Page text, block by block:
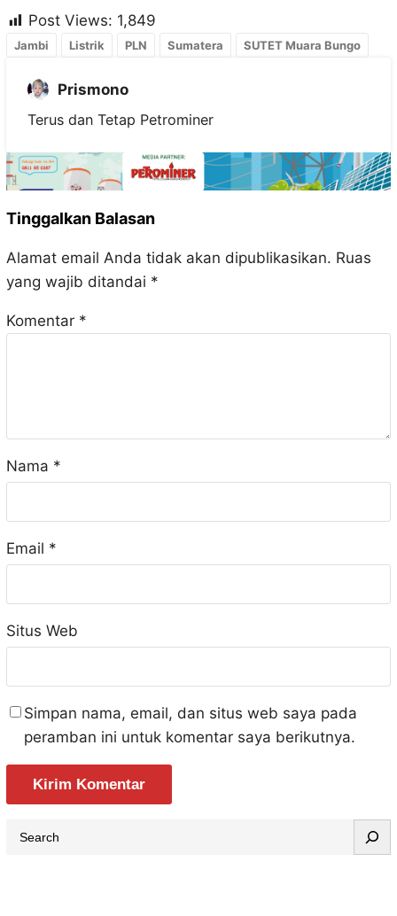
Post Views: 1,849
Jambi Listrik PLN Sumatera SUTET Muara Bungo
Prismono
Terus dan Tetap Petrominer
Tinggalkan Balasan
Alamat email Anda tidak akan dipublikasikan. Ruas
yang wajib ditandai *
Komentar *
Nama *
Email *
Situs Web
Simpan nama, email, dan situs web saya pada
peramban ini untuk komentar saya berikutnya.